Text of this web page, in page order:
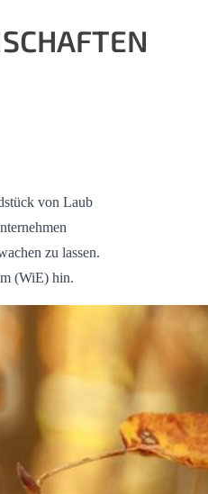
von Laub
zu lassen.
(WiE) hin.